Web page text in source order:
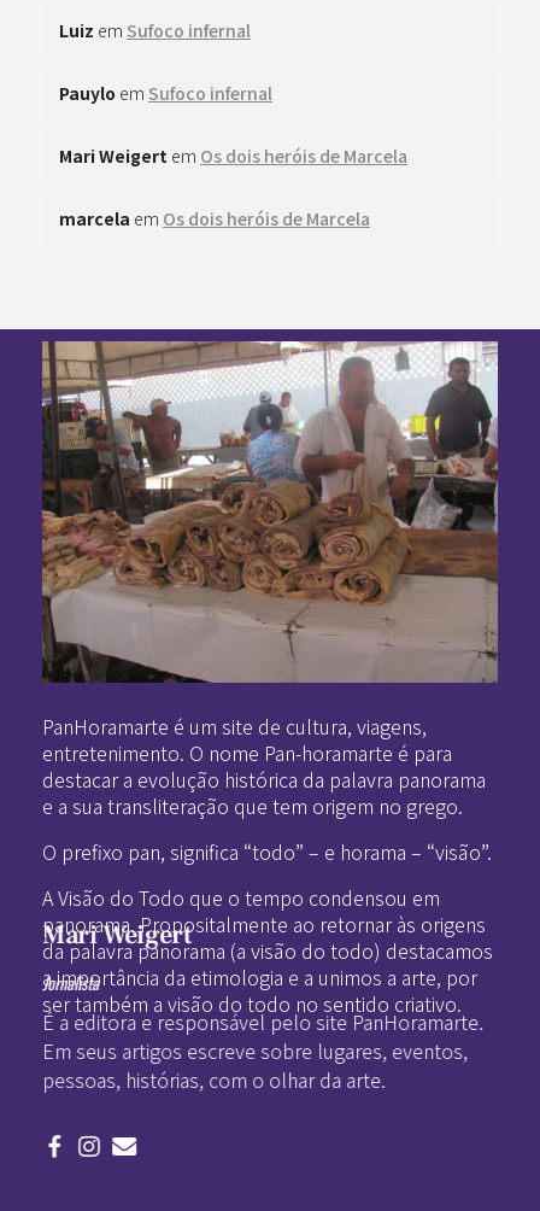
Luiz em Sufoco infernal
Pauylo em Sufoco infernal
Mari Weigert em Os dois heróis de Marcela
marcela em Os dois heróis de Marcela
PanHoramarte é um site de cultura, viagens,
entretenimento. O nome Pan-horamarte é para
destacar a evolução histórica da palavra panorama
e a sua transliteração que tem origem no grego.
O prefixo pan, significa “todo” – e horama – “visão”.
A Visão do Todo que o tempo condensou em
panorama. Propositalmente ao retornar às origens
da palavra panorama (a visão do todo) destacamos
a importância da etimologia e a unimos a arte, por
ser também a visão do todo no sentido criativo.
Mari Weigert
Jornalista
É a editora e responsável pelo site PanHoramarte.
Em seus artigos escreve sobre lugares, eventos,
pessoas, histórias, com o olhar da arte.